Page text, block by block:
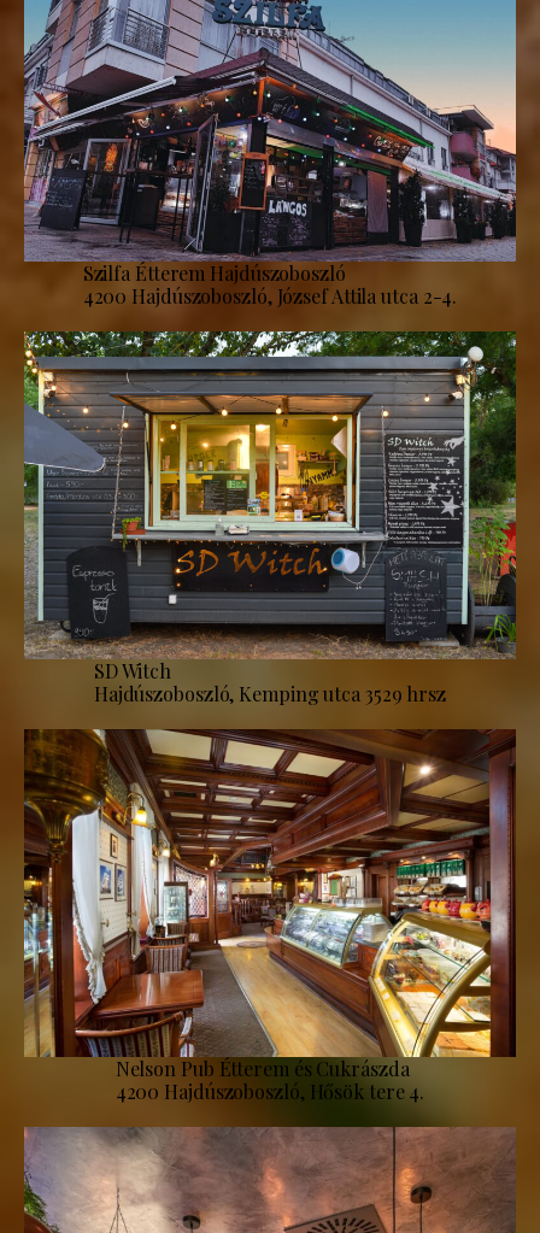
Szilfa Étterem Hajdúszoboszló
4200 Hajdúszoboszló, József Attila utca 2-4.
SD Witch
Hajdúszoboszló, Kemping utca 3529 hrsz
Nelson Pub Étterem és Cukrászda
4200 Hajdúszoboszló, Hősök tere 4.